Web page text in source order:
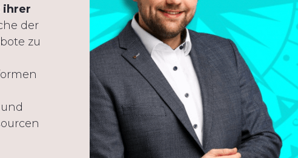
ihrer
der
zu